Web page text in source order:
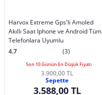
Harvox Extreme Gps'li Amoled
Akıllı Saat Iphone ve Android Tüm
Telefonlara Uyumlu
4.7
(3)
Son 10 Günün En Düşük Fiyatı
3.900,00 TL
Sepette
3.588,00 TL